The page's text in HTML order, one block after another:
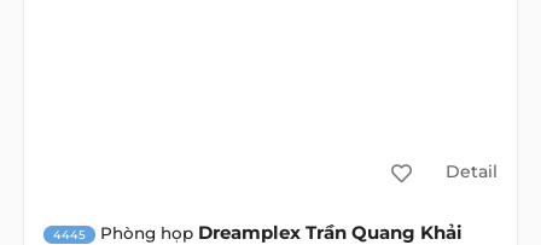
Detail
4445 Phòng họp Dreamplex Trần Quang Khải